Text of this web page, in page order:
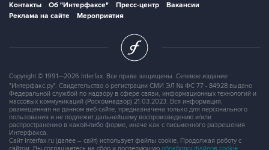
Контакты Об "Интерфаксе" Пресс-центр
Вакансии
Реклама на сайте
Мероприятия
Copyright © 1991—2026 Interfax. Все права защищены. Сетевое издание
"Интерфакс.ру". Свидетельство о регистрации СМИ ЭЛ № ФС 77 - 84928 выдано
Федеральной службой по надзору в сфере связи, информационных технологий и
массовых коммуникаций (Роскомнадзор) 21.03.2023. Вся информация,
размещенная на данном веб-сайте, предназначена только для персонального
пользования и не подлежит дальнейшему воспроизведению и/или
распространению в какой-либо форме, иначе как с письменного разрешения
Интерфакса.
Сайт Interfax.ru (далее – сайт) использует файлы cookie. Продолжая работу с